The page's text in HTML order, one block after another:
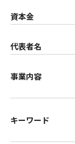
資本金
代表者名
事業内容
キーワード